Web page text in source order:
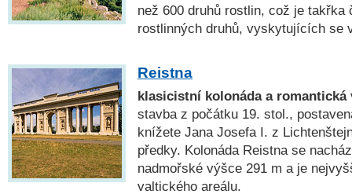
než 600 druhů rostlin, což je takřka
rostlinných druhů, vyskytujících se
Reistna
klasicistní kolonáda a romantická
stavba z počátku 19. stol.,
knížete Jana Josefa I. z
předky. Kolonáda Reistna se
nadmořské výšce 291 m a je
valtického areálu.